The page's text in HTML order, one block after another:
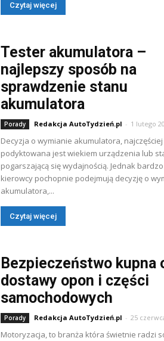
Czytaj więcej
Tester akumulatora –
najlepszy sposób na
sprawdzenie stanu
akumulatora
Porady Redakcja AutoTydzień.pl - 1 lutego
Decyzja o wymianie akumulatora, najczęściej
podyktowana jest wiekiem urządzenia lub
pogarszającą się wydajnością. Jednak
kierowcy pochopnie podejmują decyzję o
akumulatora,...
Czytaj więcej
Bezpieczeństwo kupna
dostawy opon i części
samochodowych
Porady Redakcja AutoTydzień.pl - 25
Motoryzacja, to branża która świetnie radzi